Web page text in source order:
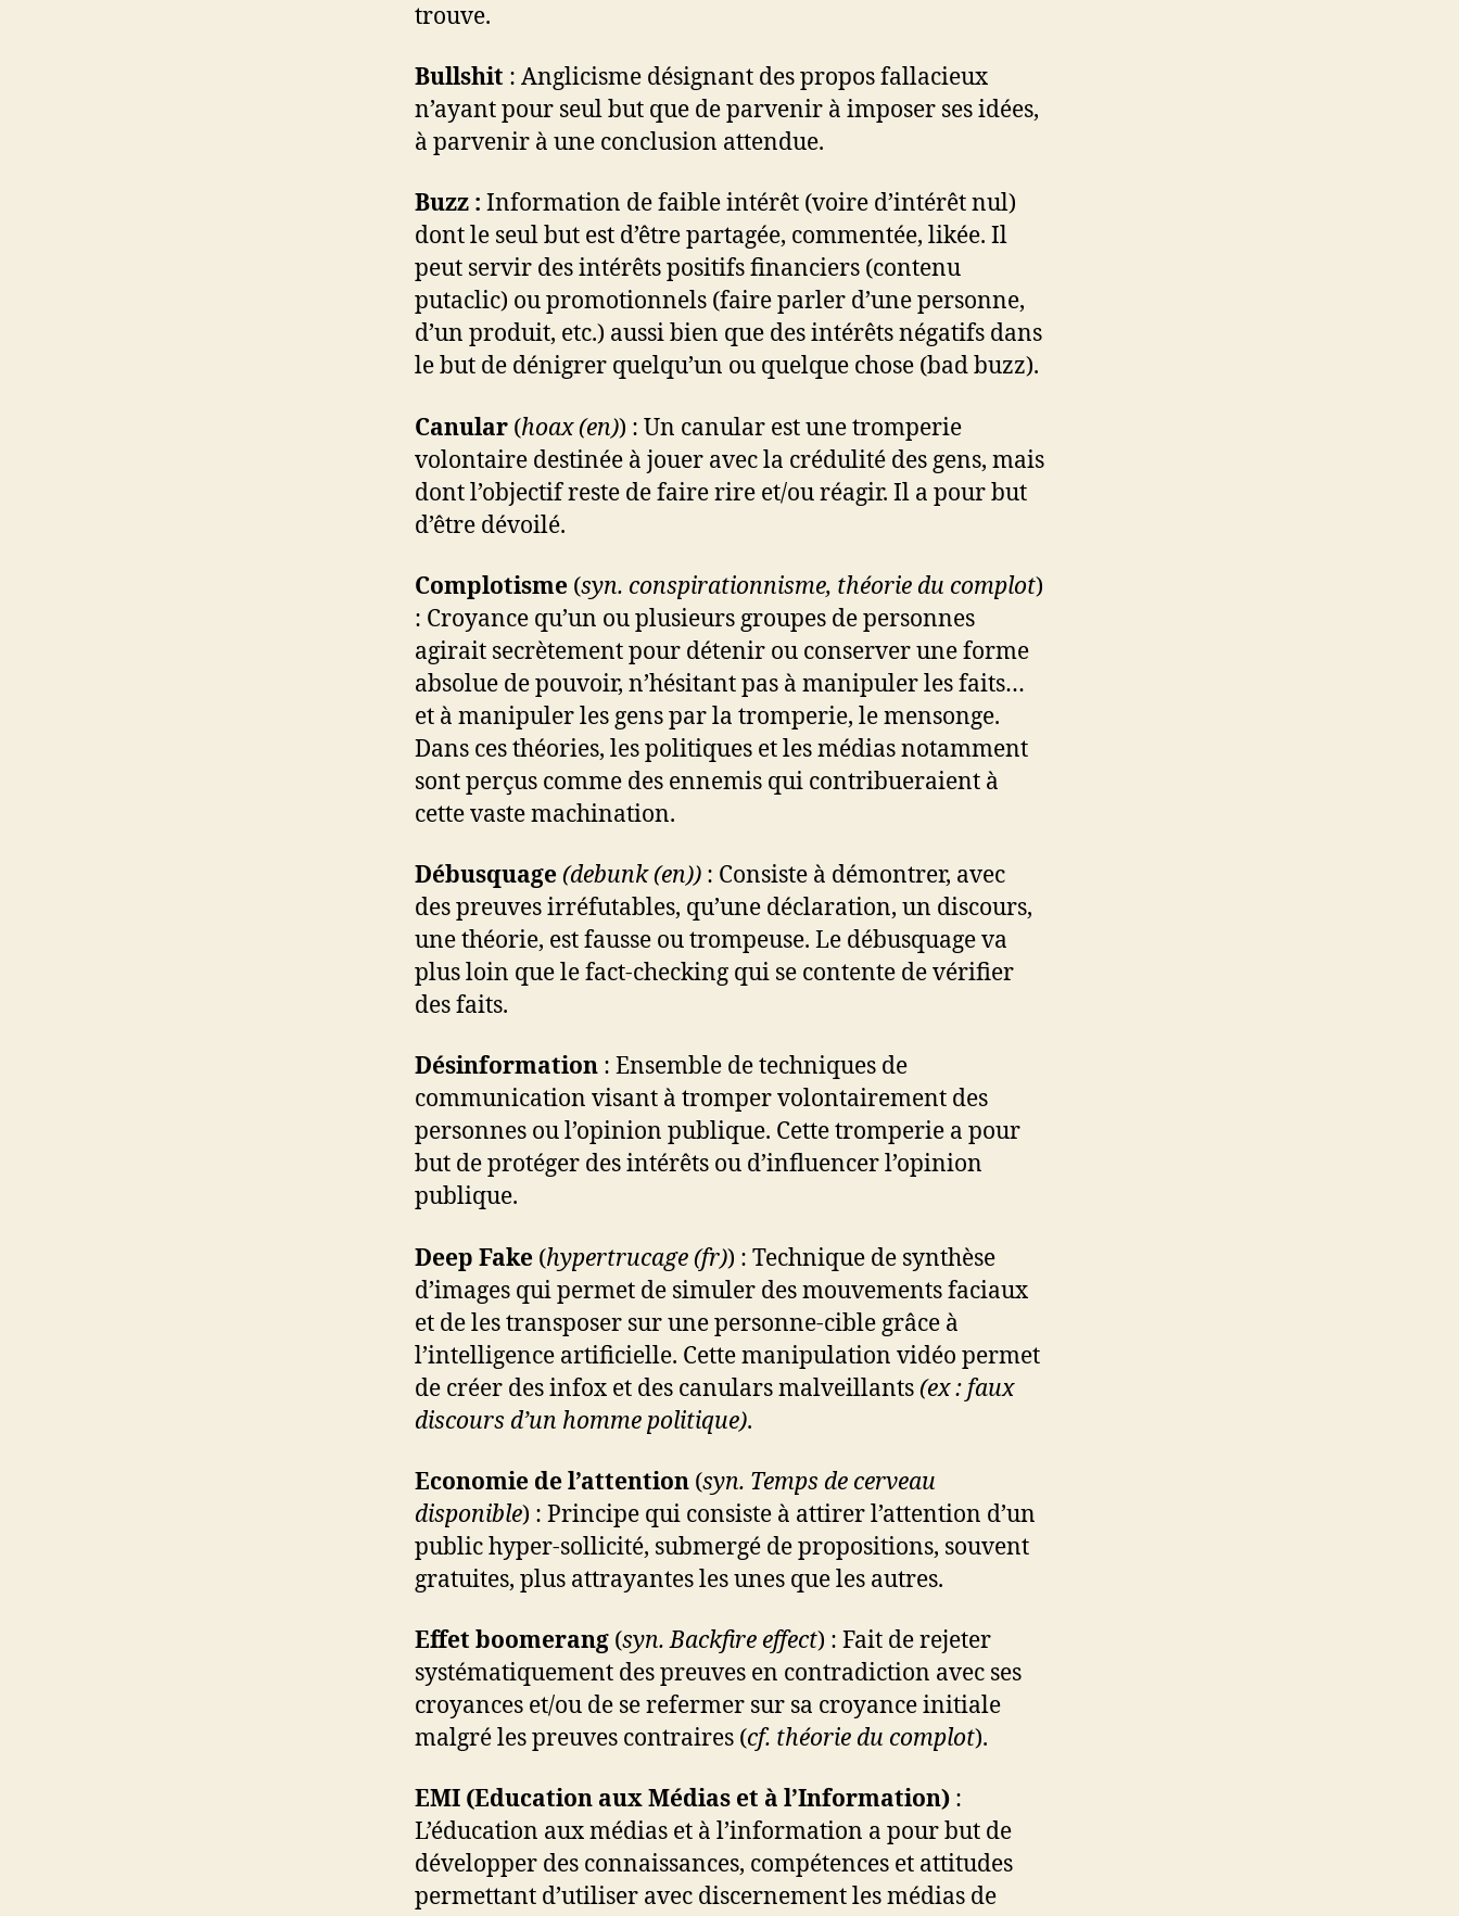
trouve.
Bullshit : Anglicisme désignant des propos fallacieux
n’ayant pour seul but que de parvenir à imposer ses idées,
à parvenir à une conclusion attendue.
Buzz : Information de faible intérêt (voire d’intérêt nul)
dont le seul but est d’être partagée, commentée, likée. Il
peut servir des intérêts positifs financiers (contenu
putaclic) ou promotionnels (faire parler d’une personne,
d’un produit, etc.) aussi bien que des intérêts négatifs dans
le but de dénigrer quelqu’un ou quelque chose (bad buzz).
Canular (hoax (en)) : Un canular est une tromperie
volontaire destinée à jouer avec la crédulité des gens, mais
dont l’objectif reste de faire rire et/ou réagir. Il a pour but
d’être dévoilé.
Complotisme (syn. conspirationnisme, théorie du complot)
: Croyance qu’un ou plusieurs groupes de personnes
agirait secrètement pour détenir ou conserver une forme
absolue de pouvoir, n’hésitant pas à manipuler les faits…
et à manipuler les gens par la tromperie, le mensonge.
Dans ces théories, les politiques et les médias notamment
sont perçus comme des ennemis qui contribueraient à
cette vaste machination.
Débusquage (debunk (en)) : Consiste à démontrer, avec
des preuves irréfutables, qu’une déclaration, un discours,
une théorie, est fausse ou trompeuse. Le débusquage va
plus loin que le fact-checking qui se contente de vérifier
des faits.
Désinformation : Ensemble de techniques de
communication visant à tromper volontairement des
personnes ou l’opinion publique. Cette tromperie a pour
but de protéger des intérêts ou d’influencer l’opinion
publique.
Deep Fake (hypertrucage (fr)) : Technique de synthèse
d’images qui permet de simuler des mouvements faciaux
et de les transposer sur une personne-cible grâce à
l’intelligence artificielle. Cette manipulation vidéo permet
de créer des infox et des canulars malveillants (ex : faux
discours d’un homme politique).
Economie de l’attention (syn. Temps de cerveau
disponible) : Principe qui consiste à attirer l’attention d’un
public hyper-sollicité, submergé de propositions, souvent
gratuites, plus attrayantes les unes que les autres.
Effet boomerang (syn. Backfire effect) : Fait de rejeter
systématiquement des preuves en contradiction avec ses
croyances et/ou de se refermer sur sa croyance initiale
malgré les preuves contraires (cf. théorie du complot).
EMI (Education aux Médias et à l’Information) :
L’éducation aux médias et à l’information a pour but de
développer des connaissances, compétences et attitudes
permettant d’utiliser avec discernement les médias de